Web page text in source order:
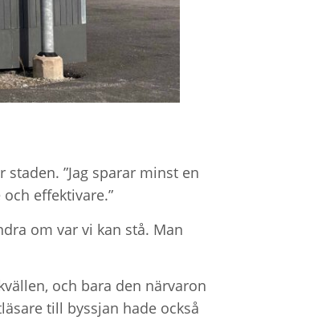
”Jag sparar minst en
effektivare.”
om var vi kan stå. Man
och bara den närvaron
till byssjan hade också